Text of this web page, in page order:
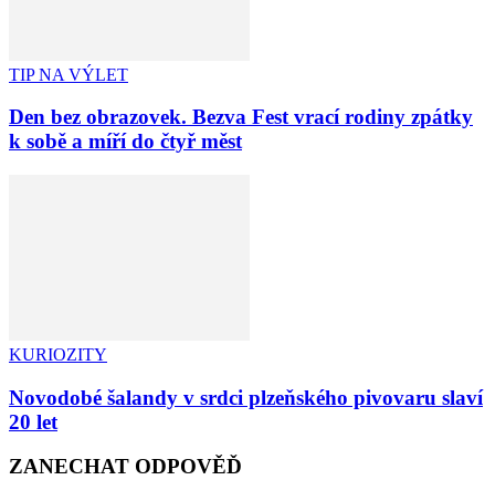
TIP NA VÝLET
Den bez obrazovek. Bezva Fest vrací rodiny zpátky
k sobě a míří do čtyř měst
KURIOZITY
Novodobé šalandy v srdci plzeňského pivovaru slaví
20 let
ZANECHAT ODPOVĚĎ